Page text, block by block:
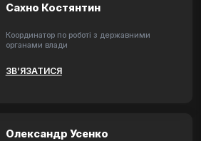
Сахно Костянтин
Координатор по роботі з державними
органами влади
ЗВ’ЯЗАТИСЯ
Олександр Усенко